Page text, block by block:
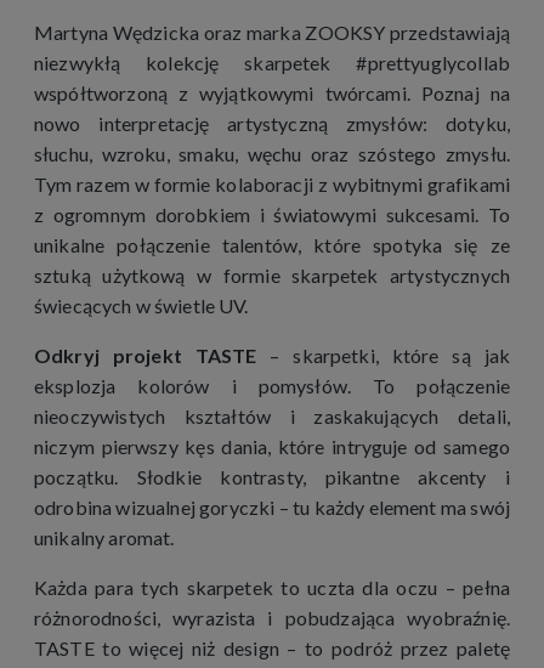
Martyna Wędzicka oraz marka ZOOKSY przedstawiają
niezwykłą kolekcję skarpetek #prettyuglycollab
współtworzoną z wyjątkowymi twórcami. Poznaj na
nowo interpretację artystyczną zmysłów: dotyku,
słuchu, wzroku, smaku, węchu oraz szóstego zmysłu.
Tym razem w formie kolaboracji z wybitnymi grafikami
z ogromnym dorobkiem i światowymi sukcesami. To
unikalne połączenie talentów, które spotyka się ze
sztuką użytkową w formie skarpetek artystycznych
świecących w świetle UV.
Odkryj projekt TASTE – skarpetki, które są jak
eksplozja kolorów i pomysłów. To połączenie
nieoczywistych kształtów i zaskakujących detali,
niczym pierwszy kęs dania, które intryguje od samego
początku. Słodkie kontrasty, pikantne akcenty i
odrobina wizualnej goryczki – tu każdy element ma swój
unikalny aromat.
Każda para tych skarpetek to uczta dla oczu – pełna
różnorodności, wyrazista i pobudzająca wyobraźnię.
TASTE to więcej niż design – to podróż przez paletę